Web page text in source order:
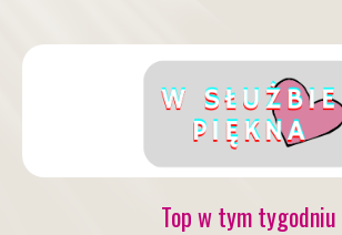
Top w tym tygodniu